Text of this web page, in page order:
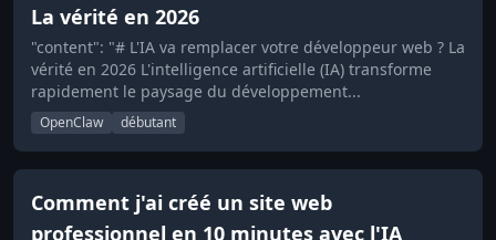
La vérité en 2026
"content": "# L'IA va remplacer votre développeur web ? La
vérité en 2026 L'intelligence artificielle (IA) transforme
rapidement le paysage du développement...
OpenClaw débutant
Comment j'ai créé un site web
professionnel en 10 minutes avec l'IA